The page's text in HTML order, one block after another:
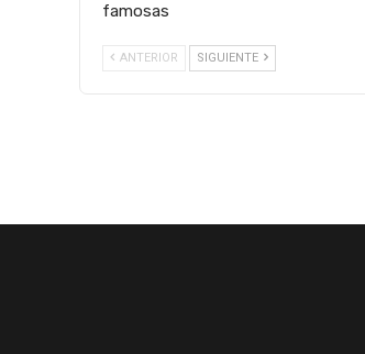
famosas
ANTERIOR SIGUIENTE